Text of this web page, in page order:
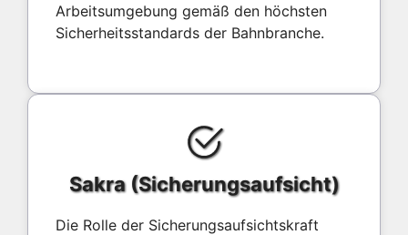
Arbeitsumgebung gemäß den höchsten
Sicherheitsstandards der Bahnbranche.
Sakra (Sicherungsaufsicht)
Die Rolle der Sicherungsaufsichtskraft